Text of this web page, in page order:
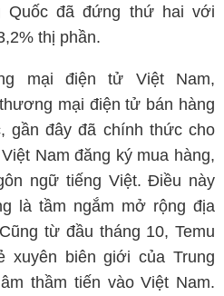
Quốc đã đứng thứ hai với
thị phần.
mại điện tử Việt Nam,
mại điện tử bán hàng
gần đây đã chính thức cho
Nam đăng ký mua hàng,
ngữ tiếng Việt. Điều này
là tầm ngắm mở rộng địa
từ đầu tháng 10, Temu
xuyên biên giới của Trung
thầm tiến vào Việt Nam.